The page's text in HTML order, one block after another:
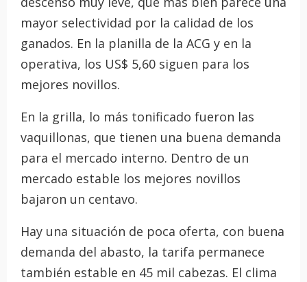
mayor selectividad por la calidad de los
ganados. En la planilla de la ACG y en la
operativa, los US$ 5,60 siguen para los
mejores novillos.
En la grilla, lo más tonificado fueron las
vaquillonas, que tienen una buena demanda
para el mercado interno. Dentro de un
mercado estable los mejores novillos
bajaron un centavo.
Hay una situación de poca oferta, con buena
demanda del abasto, la tarifa permanece
también estable en 45 mil cabezas. El clima